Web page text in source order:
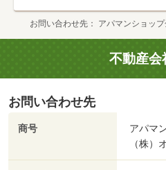
お問い合わせ先 アパマンショッ
不動産会
お問い合わせ先
商号
アパマ
（株）